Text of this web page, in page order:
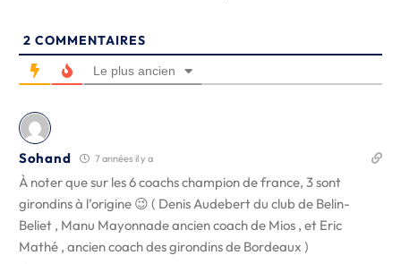
2 COMMENTAIRES
Le plus ancien
Sohand 7 années il y a
À noter que sur les 6 coachs champion de france, 3 sont
girondins à l’origine 😉 ( Denis Audebert du club de Belin-
Beliet , Manu Mayonnade ancien coach de Mios , et Eric
Mathé , ancien coach des girondins de Bordeaux )